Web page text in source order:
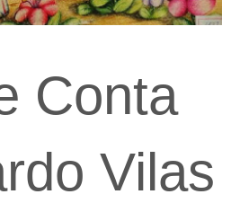
Conta
Vilas